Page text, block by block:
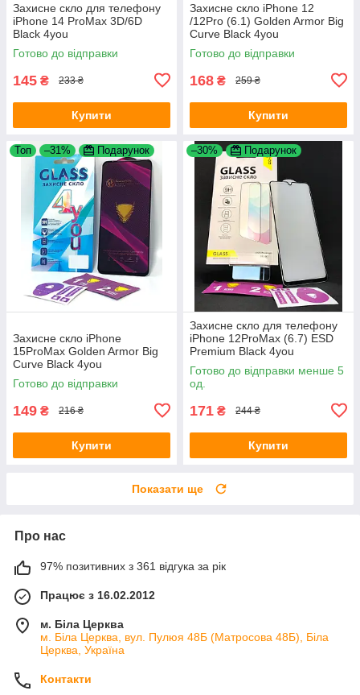
Захисне скло для телефону
iPhone 14 ProMax 3D/6D
Black 4you
Готово до відправки
145 ₴ 233 ₴
Купити
Захисне скло iPhone 12
/12Pro (6.1) Golden Armor Big
Curve Black 4you
Готово до відправки
168 ₴ 259 ₴
Купити
Топ –31% Подарунок
Захисне скло iPhone
15ProMax Golden Armor Big
Curve Black 4you
Готово до відправки
149 ₴ 216 ₴
Купити
–30% Подарунок
Захисне скло для телефону
iPhone 12ProMax (6.7) ESD
Premium Black 4you
Готово до відправки менше 5
од.
171 ₴ 244 ₴
Купити
Показати ще
Про нас
97% позитивних з 361 відгука за рік
Працює з 16.02.2012
м. Біла Церква
м. Біла Церква, вул. Пулюя 48Б (Матросова 48Б), Біла
Церква, Україна
Контакти